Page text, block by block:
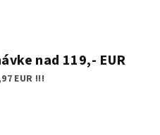
nad 119,- EUR
EUR !!!